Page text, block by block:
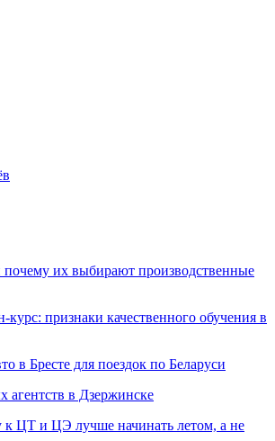
почему их выбирают производственные
признаки качественного обучения в
в Бресте для поездок по Беларуси
агентств в Дзержинске
к ЦТ и ЦЭ лучше начинать летом, а не